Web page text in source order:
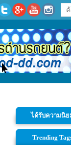
ได้รับความนิย
Trending